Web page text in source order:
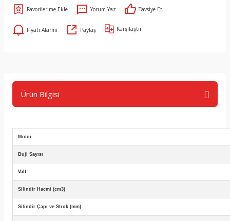
Yorum Yaz Tavsiye Et
Fiyatı Alarmı Paylaş Karşılaştır
Ürün Bilgisi
Motor
Buji Sayısı
Valf
Silindir Hacmi (cm3)
Silindir Çapı ve Strok (mm)